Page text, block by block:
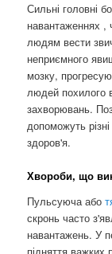
Сильні головні
навантаженнях ,
людям вести
неприємного
мозку,
людей похилого
захворювань.
допоможуть
здоров'я.
Хвороби, що
Пульсуюча або
скронь часто
навантажень. У